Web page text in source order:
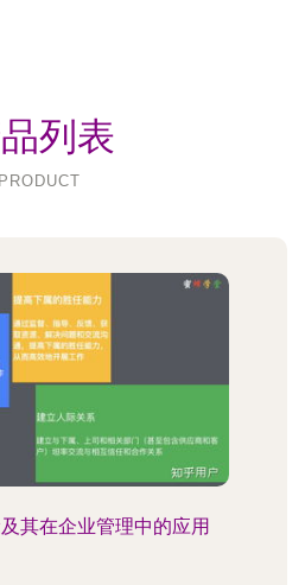
列表
PRODUCT
其在企业管理中的应用